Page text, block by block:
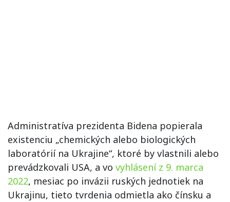
Administratíva prezidenta Bidena popierala
existenciu „chemických alebo biologických
laboratórií na Ukrajine“, ktoré by vlastnili alebo
prevádzkovali USA, a vo vyhlásení z 9. marca
2022, mesiac po invázii ruských jednotiek na
Ukrajinu, tieto tvrdenia odmietla ako čínsku a